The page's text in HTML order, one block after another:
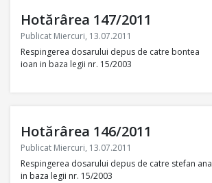
Hotărârea 147/2011
Publicat Miercuri, 13.07.2011
Respingerea dosarului depus de catre bontea
ioan in baza legii nr. 15/2003
Hotărârea 146/2011
Publicat Miercuri, 13.07.2011
Respingerea dosarului depus de catre stefan ana
in baza legii nr. 15/2003